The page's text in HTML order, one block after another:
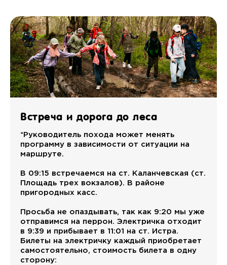
Встреча и дорога до леса
*Руководитель похода может менять
программу в зависимости от ситуации на
маршруте.
В 09:15 встречаемся на ст. Каланчевская (ст.
Площадь трех вокзалов). В районе
пригородных касс.
Просьба не опаздывать, так как 9:20 мы уже
отправимся на перрон. Электричка отходит
в 9:39 и прибывает в 11:01 на ст. Истра.
Билеты на электричку каждый приобретает
самостоятельно, стоимость билета в одну
сторону: